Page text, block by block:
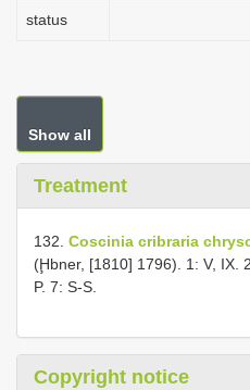
status
Show all
Treatment
132. Coscinia cribraria
(Ḩbner, [1810] 1796). 1: V, IX.
P. 7: S-S.
Copyright notice